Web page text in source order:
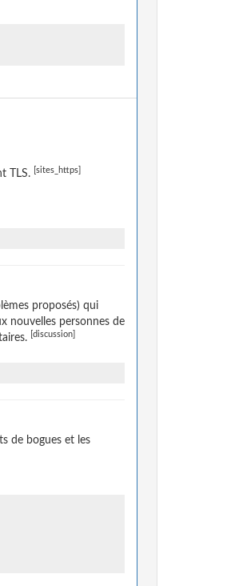
TLS. [sites_https]
proposés) qui
nouvelles personnes de
[discussion]
de bogues et les